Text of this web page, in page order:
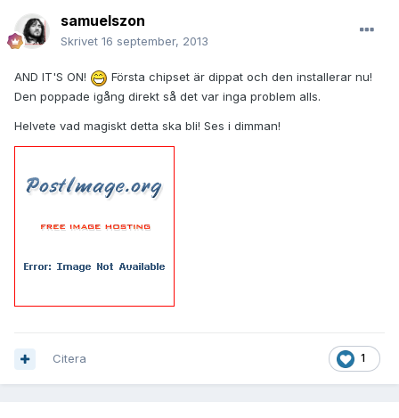
samuelszon
Skrivet 16 september, 2013
AND IT'S ON!
Första chipset är dippat och den installerar nu!
Den poppade igång direkt så det var inga problem alls.
Helvete vad magiskt detta ska bli! Ses i dimman!
1
Citera